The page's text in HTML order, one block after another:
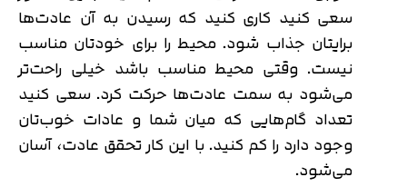
سعی کنید کاری کنید که رسیدن به آن عادت‌ها
برایتان جذاب شود. محیط را برای خودتان مناسب
نیست. وقتی محیط مناسب باشد خیلی راحت‌تر
می‌شود به سمت عادت‌ها حرکت کرد. سعی کنید
تعداد گام‌هایی که میان شما و عادات خوب‌تان
وجود دارد را کم کنید. با این کار تحقق عادت، آسان
می‌شود.